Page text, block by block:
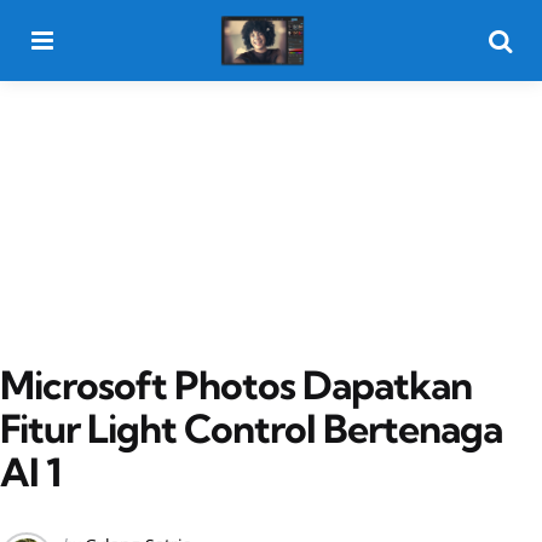
Microsoft Photos Dapatkan
Fitur Light Control Bertenaga
AI 1